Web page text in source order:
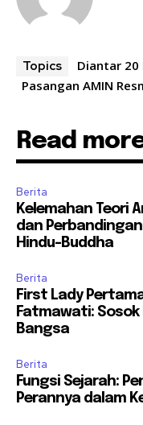
Topics
Diantar 20
Pasangan AMIN
Read
Berita
Kelemahan Teori
dan
Hindu-Buddha
Berita
First Lady
Fatmawati: Sosok
Bangsa
Berita
Fungsi Sejarah:
Perannya dalam